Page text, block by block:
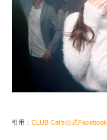
引用： CLUB Cat’s公式Facebook